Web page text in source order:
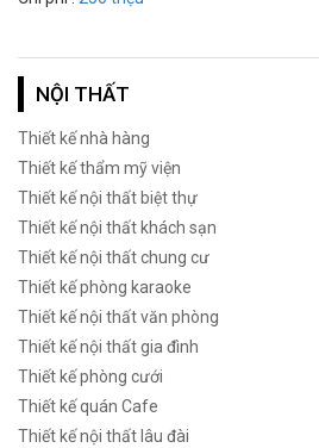
NỘI THẤT
Thiết kế nhà hàng
Thiết kế thẩm mỹ viện
Thiết kế nội thất biệt thự
Thiết kế nội thất khách sạn
Thiết kế nội thất chung cư
Thiết kế phòng karaoke
Thiết kế nội thất văn phòng
Thiết kế nội thất gia đình
Thiết kế phòng cưới
Thiết kế quán Cafe
Thiết kế nội thất lâu đài